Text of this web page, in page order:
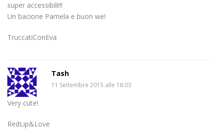
super accessibili!!!
Un bacione Pamela e buon we!
TruccatiConEva
Tash
11 Settembre 2015 alle 18:03
Very cute!
RedLip&Love